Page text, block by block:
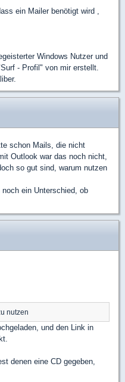
ein Mailer benötigt wird ,
Windows Nutzer und
- Profil" von mir erstellt.
schon Mails, die nicht
Outlook war das noch nicht,
so gut sind, warum nutzen
ein Unterschied, ob
nutzen
und den Link in
denen eine CD gegeben,